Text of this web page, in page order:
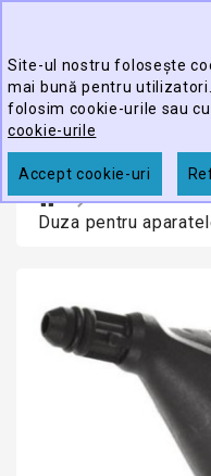
Site-ul nostru folosește
mai bună pentru
folosim cookie-urile sau
cookie-urile
Accept cookie-uri
ECHIPAMENTE
PROFESIONALE
ACCESORII
PROMOTII
Duza pentru